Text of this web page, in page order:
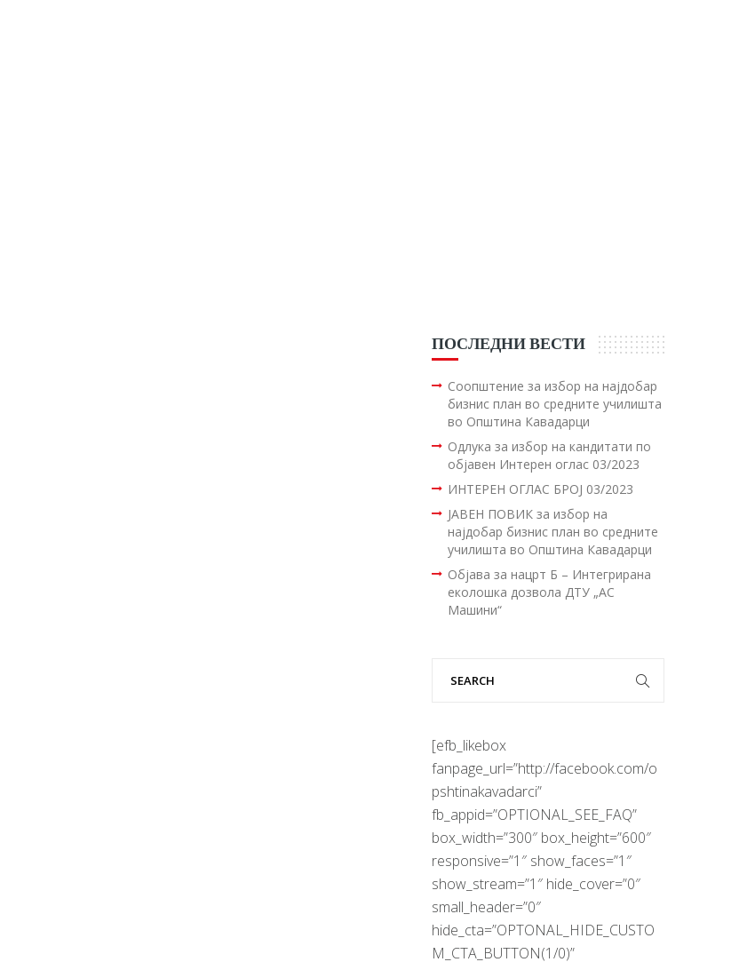
ПОСЛЕДНИ ВЕСТИ
Соопштение за избор на најдобар
бизнис план во средните училишта
во Општина Кавадарци
Одлука за избор на кандитати по
објавен Интерен оглас 03/2023
ИНТЕРЕН ОГЛАС БРОЈ 03/2023
ЈАВЕН ПОВИК за избор на
најдобар бизнис план во средните
училишта во Општина Кавадарци
Објава за нацрт Б – Интегрирана
еколошка дозвола ДТУ „АС
Машини“
[efb_likebox
fanpage_url=”http://facebook.com/o
pshtinakavadarci”
fb_appid=”OPTIONAL_SEE_FAQ”
box_width=”300″ box_height=”600″
responsive=”1″ show_faces=”1″
show_stream=”1″ hide_cover=”0″
small_header=”0″
hide_cta=”OPTONAL_HIDE_CUSTO
M_CTA_BUTTON(1/0)”